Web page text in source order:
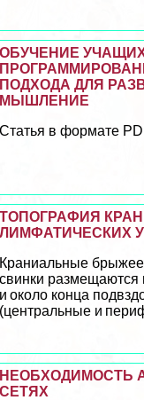
ОБУЧЕНИЕ
ПОДХОДА ДЛЯ
МЫШЛЕНИЕ
Статья в формате
ТОПОГРАФИЯ
ЛИМФАТИЧЕСКИХ
Краниальные
свинки размещаются
и около конца
(центральные и
НЕОБХОДИМОСТЬ
СЕТЯХ